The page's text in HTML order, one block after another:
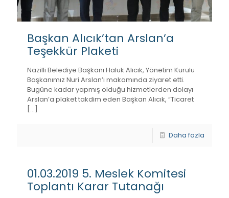
Başkan Alıcık’tan Arslan’a
Teşekkür Plaketi
Nazilli Belediye Başkanı Haluk Alıcık, Yönetim Kurulu
Başkanımız Nuri Arslan’ı makamında ziyaret etti.
Bugüne kadar yapmış olduğu hizmetlerden dolayı
Arslan’a plaket takdim eden Başkan Alıcık, “Ticaret
[…]
Daha fazla
01.03.2019 5. Meslek Komitesi
Toplantı Karar Tutanağı